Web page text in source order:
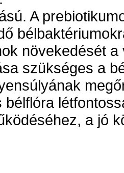
A
növekedését
szükséges a
bélflóra
a jó